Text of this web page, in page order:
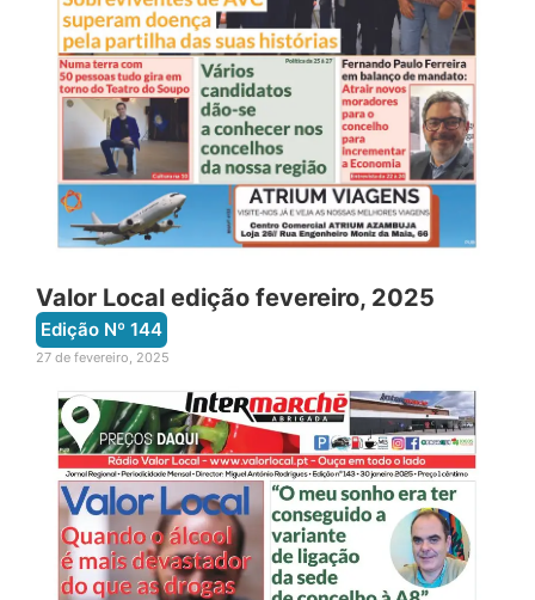
Valor Local edição fevereiro, 2025
Edição Nº 144
27 de fevereiro, 2025